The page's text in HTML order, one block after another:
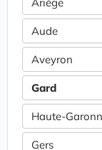
Aude
Aveyron
Gard
Haute-
Gers